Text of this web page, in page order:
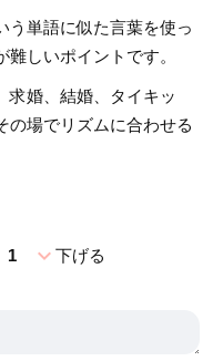
う単語に似た言葉を使っ
しいポイントです。
求婚、結婚、タイキッ
の場でリズムに合わせる
1 expand_more下げる